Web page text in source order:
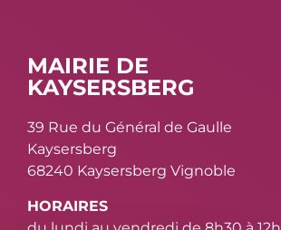
MAIRIE DE
KAYSERSBERG
39 Rue du Général de Gaulle
Kaysersberg
68240 Kaysersberg Vignoble
HORAIRES